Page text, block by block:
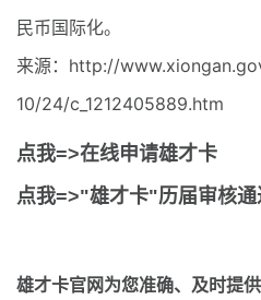
民币国际化。
来源：http://
10/24/c_1212405889.htm
点我=>在线申请雄才卡
点我=>"雄才卡"历届审核
雄才卡官网为您准确、及时提